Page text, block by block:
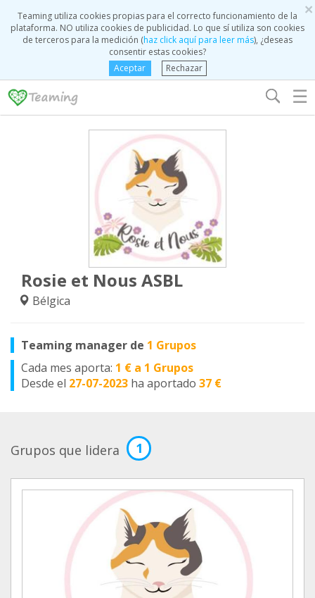
×
Teaming utiliza cookies propias para el correcto funcionamiento de la
plataforma. NO utiliza cookies de publicidad. Lo que sí utiliza son cookies
de terceros para la medición (haz click aquí para leer más), ¿deseas
consentir estas cookies?
Aceptar
Rechazar
☰
Rosie et Nous ASBL
Bélgica
Teaming manager de 1 Grupos
Cada mes aporta: 1 € a 1 Grupos
Desde el 27-07-2023 ha aportado 37 €
Grupos que lidera 1